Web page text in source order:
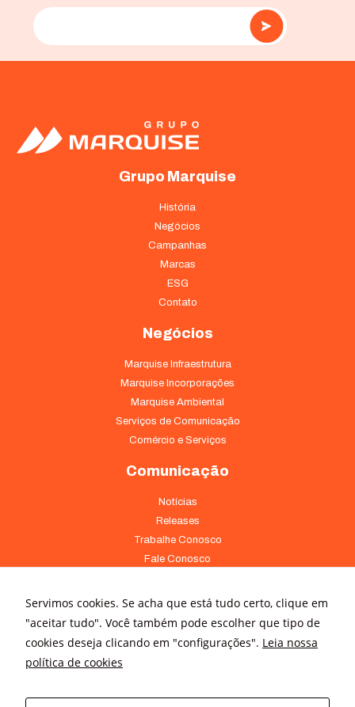
Grupo Marquise
História
Negócios
Campanhas
Marcas
ESG
Contato
Negócios
Marquise Infraestrutura
Marquise Incorporações
Marquise Ambiental
Serviços de Comunicação
Comércio e Serviços
Comunicação
Notícias
Releases
Trabalhe Conosco
Fale Conosco
Av. Pontes Vieira, 1838 - Dionísio Torres Fortaleza - CE 60135-238
Av Brigadeiro Faria Lima, 3015 – conj. 41 - Jardim Paulistano São
Servimos cookies. Se acha que está tudo certo, clique em
"aceitar tudo". Você também pode escolher que tipo de
cookies deseja clicando em "configurações". Leia nossa
política de cookies